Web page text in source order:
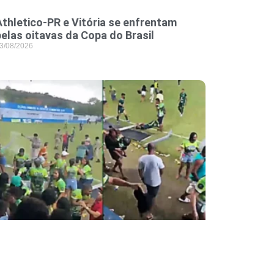
PR e Vitória se enfrentam
oitavas da Copa do Brasil
08/2026